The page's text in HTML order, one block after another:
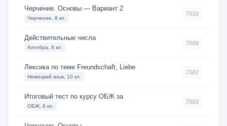
Черчение. Основы — Вариант 2
Черчение, 8 кл.
518
Действительные числа
Алгебра, 8 кл.
509
Лексика по теме Freundschaft, Liebe
Немецкий язык, 10 кл.
507
Итоговый тест по курсу ОБЖ за
ОБЖ, 6 кл.
503